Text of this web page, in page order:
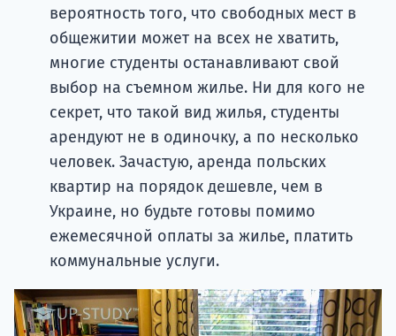
вероятность того, что свободных мест в
общежитии может на всех не хватить,
многие студенты останавливают свой
выбор на съемном жилье. Ни для кого не
секрет, что такой вид жилья, студенты
арендуют не в одиночку, а по несколько
человек. Зачастую, аренда польских
квартир на порядок дешевле, чем в
Украине, но будьте готовы помимо
ежемесячной оплаты за жилье, платить
коммунальные услуги.